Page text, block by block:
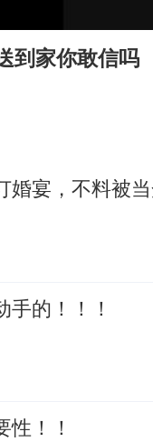
诊医生漏诊致2岁患
明：韩国进入国家
家界中心汽车站候
到家你敢信吗
婚宴，不料被
的！！！
！！